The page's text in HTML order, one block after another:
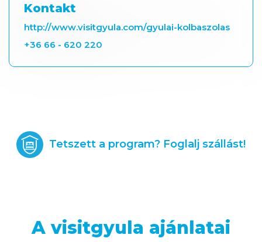
Kontakt
http://www.visitgyula.com/gyulai-kolbaszolas
+36 66 - 620 220
Tetszett a program? Foglalj szállást!
A visitgyula ajánlatai